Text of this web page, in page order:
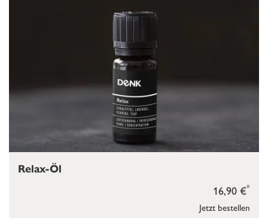
Jetzt bestellen
16,90 €*
Relax-Öl